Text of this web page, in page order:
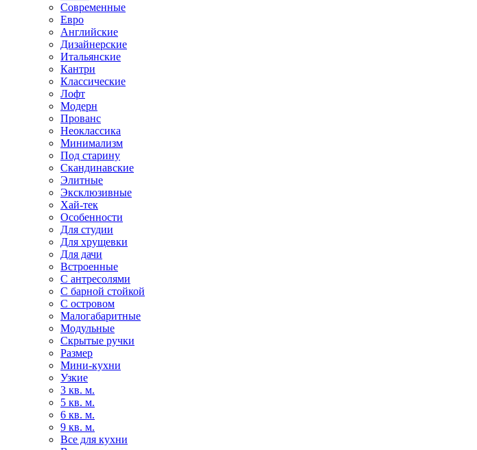
Современные
Евро
Английские
Дизайнерские
Итальянские
Кантри
Классические
Лофт
Модерн
Прованс
Неоклассика
Минимализм
Под старину
Скандинавские
Элитные
Эксклюзивные
Хай-тек
Особенности
Для студии
Для хрущевки
Для дачи
Встроенные
С антресолями
С барной стойкой
С островом
Малогабаритные
Модульные
Скрытые ручки
Размер
Мини-кухни
Узкие
3 кв. м.
5 кв. м.
6 кв. м.
9 кв. м.
Все для кухни